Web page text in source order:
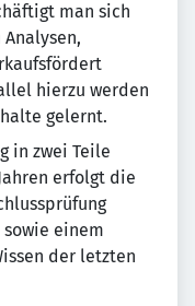
man sich
hierzu werden
gelernt.
in zwei Teile
erfolgt die
einem
der letzten